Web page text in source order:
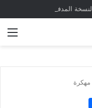
مهكرة